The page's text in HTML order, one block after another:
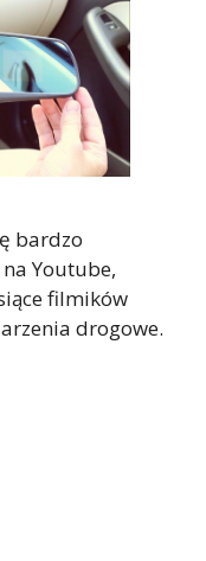
bardzo
Youtube,
filmików
drogowe.